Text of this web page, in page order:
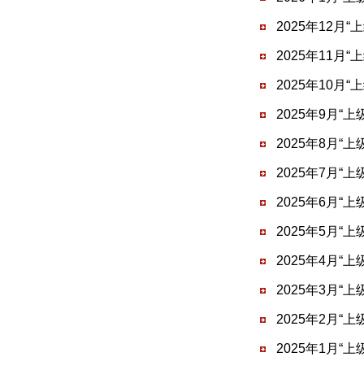
2025年12月“
2025年11月“
2025年10月“
2025年9月“上
2025年8月“上
2025年7月“上
2025年6月“上
2025年5月“上
2025年4月“上
2025年3月“上
2025年2月“上
2025年1月“上